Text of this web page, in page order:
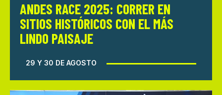
ANDES RACE 2025: CORRER EN
SITIOS HISTÓRICOS CON EL MÁS
LINDO PAISAJE
29 Y 30 DE AGOSTO